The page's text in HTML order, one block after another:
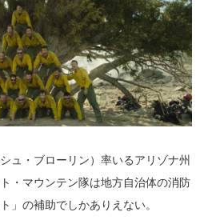
ュ・ブローリン）率いるアリゾナ州
・マウンテン隊は地方自治体の消防
」の補助でしかありえない。